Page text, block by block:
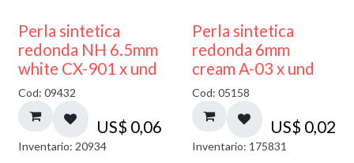
Perla sintetica
redonda NH 6.5mm
white CX-901 x und
Cod: 09432
US$ 0,06
Inventario: 20934
Perla sintetica
redonda 6mm
cream A-03 x und
Cod: 05158
US$ 0,02
Inventario: 175831